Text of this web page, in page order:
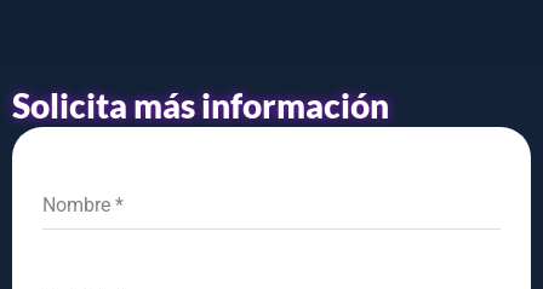
Solicita más información
Nombre *